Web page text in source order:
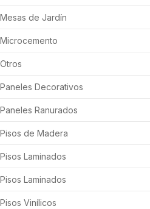
Mesas de Jardín
Microcemento
Otros
Paneles Decorativos
Paneles Ranurados
Pisos de Madera
Pisos Laminados
Pisos Laminados
Pisos Vinílicos